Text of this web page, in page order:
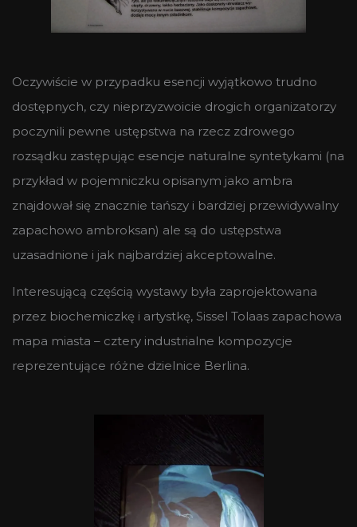
Oczywiście w przypadku esencji wyjątkowo trudno
dostępnych, czy nieprzyzwoicie drogich organizatorzy
poczynili pewne ustępstwa na rzecz zdrowego
rozsądku zastępując esencje naturalne syntetykami (na
przykład w pojemniczku opisanym jako ambra
znajdował się znacznie tańszy i bardziej przewidywalny
zapachowo ambroksan) ale są do ustępstwa
uzasadnione i jak najbardziej akceptowalne.
Interesującą częścią wystawy była zaprojektowana
przez biochemiczkę i artystkę, Sissel Tolaas zapachowa
mapa miasta – cztery industrialne kompozycje
reprezentujące różne dzielnice Berlina.